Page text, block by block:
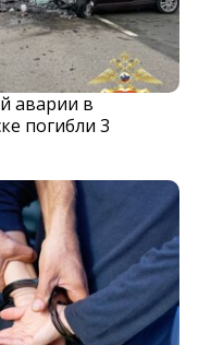
аварии в
погибли 3